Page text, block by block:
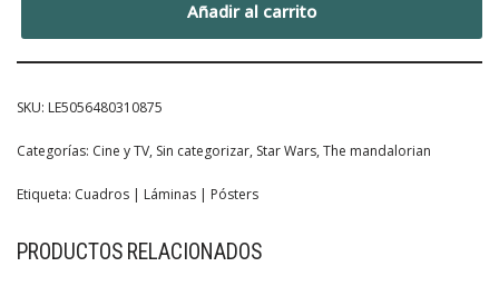
Añadir al carrito
SKU: LE5056480310875
Categorías: Cine y TV, Sin categorizar, Star Wars,The mandalorian
Etiqueta: Cuadros | Láminas | Pósters
PRODUCTOS RELACIONADOS